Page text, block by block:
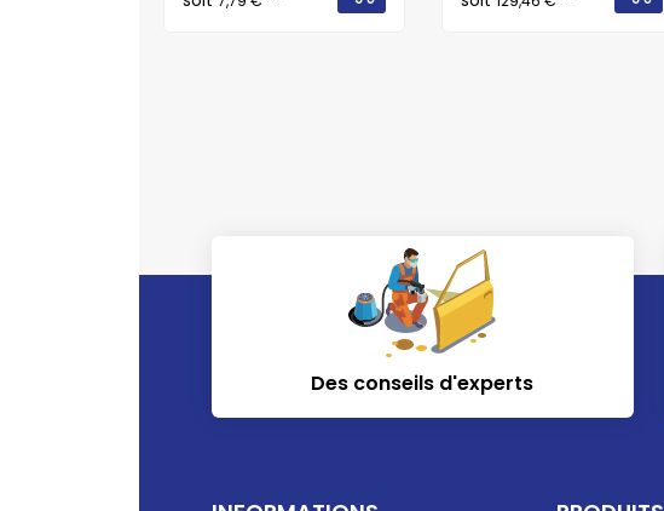
Des conseils d'experts